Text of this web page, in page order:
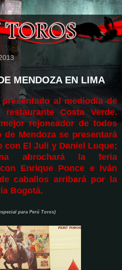
MENDOZA EN LIMA
al mediodía de
Costa Verde.
rejoneador de todos
de Mendoza se presentará
con El Juli y Daniel Luque;
abrochará la feria
Enrique Ponce e Iván
caballos arribará por la
Bogotá.
para Perú Toros)